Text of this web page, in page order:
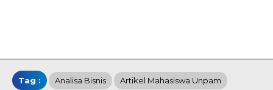
Tag : Analisa Bisnis Artikel Mahasiswa Unpam